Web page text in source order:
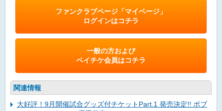
ファンクラブページ「マイページ」
ログインはコチラ
一般の方および
ベイチケ会員はコチラ
関連情報
大好評！9月開催試合グッズ付チケットPart.1 発売決定!! ボブ